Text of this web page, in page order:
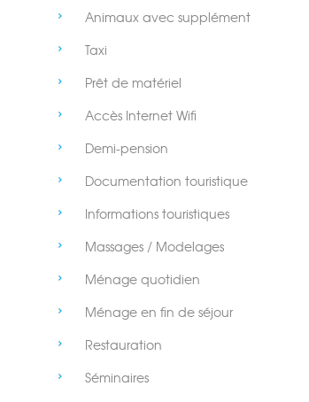
Animaux avec supplément
Taxi
Prêt de matériel
Accès Internet Wifi
Demi-pension
Documentation touristique
Informations touristiques
Massages / Modelages
Ménage quotidien
Ménage en fin de séjour
Restauration
Séminaires